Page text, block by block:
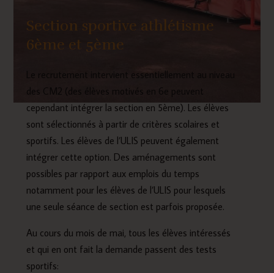
Section sportive athlétisme
6ème et 5ème
Le recrutement intervient essentiellement au niveau
cependant intégrer la section en 5ème). Les élèves
sont sélectionnés à partir de critères scolaires et
sportifs. Les élèves de l’ULIS peuvent également
intégrer cette option. Des aménagements sont
possibles par rapport aux emplois du temps
notamment pour les élèves de l’ULIS pour lesquels
une seule séance de section est parfois proposée.
Au cours du mois de mai, tous les élèves intéressés
et qui en ont fait la demande passent des tests
sportifs: